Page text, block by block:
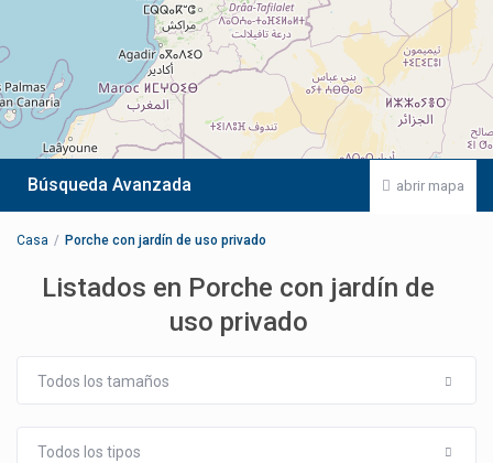
abrir mapa
Búsqueda Avanzada
Casa Porche con jardín de uso privado
Listados en Porche con jardín de
uso privado
Todos los tamaños
Todos los tipos